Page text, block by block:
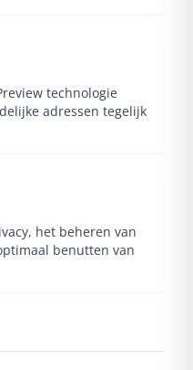
technologie
adressen tegelijk
het beheren van
benutten van